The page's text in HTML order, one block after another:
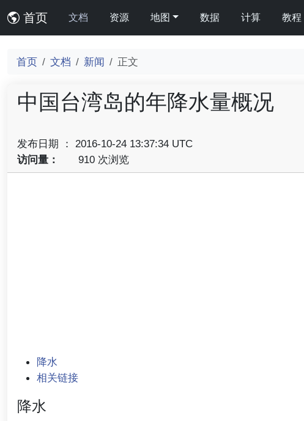
首页 文档 资源 地图 数据 计算 教程
首页 文档 新闻 正文
中国台湾岛的年降水量概况
发布日期 ： 2016-10-24 13:37:34 UTC
访问量：
910 次浏览
降水
相关链接
降水